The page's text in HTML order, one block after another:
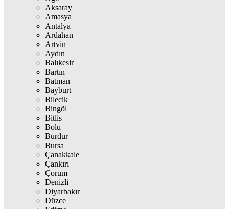
Aksaray
Amasya
Antalya
Ardahan
Artvin
Aydın
Balıkesir
Bartın
Batman
Bayburt
Bilecik
Bingöl
Bitlis
Bolu
Burdur
Bursa
Çanakkale
Çankırı
Çorum
Denizli
Diyarbakır
Düzce